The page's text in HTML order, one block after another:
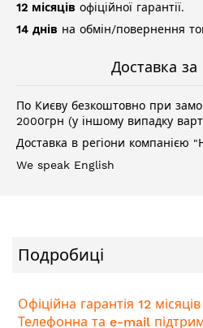
12 місяців офіційної гарантії.
14 днів на обмін/повернення
Доставка за
По Києву безкоштовно при
2000грн (у іншому випадку
Доставка в регіони компанією
We speak English
Подробиці
Офіційна гарантія 12
Телефонна та e-mail